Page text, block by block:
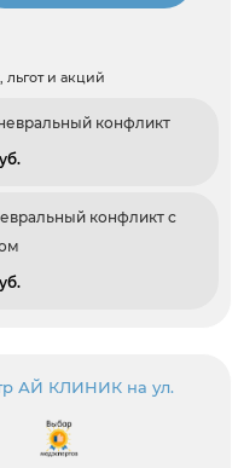
льгот и акций
конфликт
конфликт с
АЙ КЛИНИК на ул.